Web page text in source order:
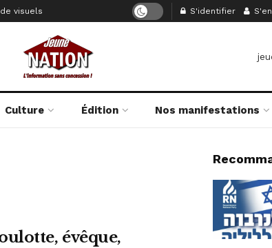
visuels S'identifier
Culture Édition Nos manifestations
évêque,